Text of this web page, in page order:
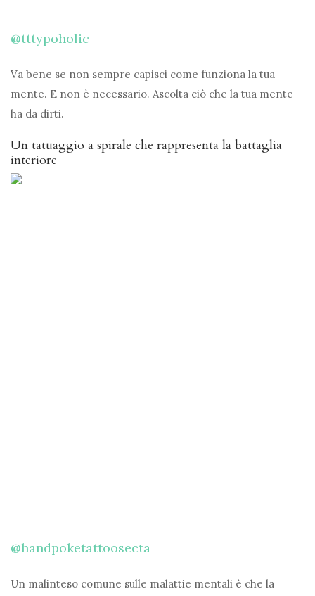
@tttypoholic
Va bene se non sempre capisci come funziona la tua
mente. E non è necessario. Ascolta ciò che la tua mente
ha da dirti.
Un tatuaggio a spirale che rappresenta la battaglia
interiore
@handpoketattoosecta
Un malinteso comune sulle malattie mentali è che la